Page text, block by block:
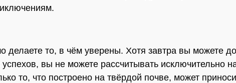
делаете то, в чём уверены. Хотя завтра вы можете
вы не можете рассчитывать исключительно
то, что построено на твёрдой почве, может